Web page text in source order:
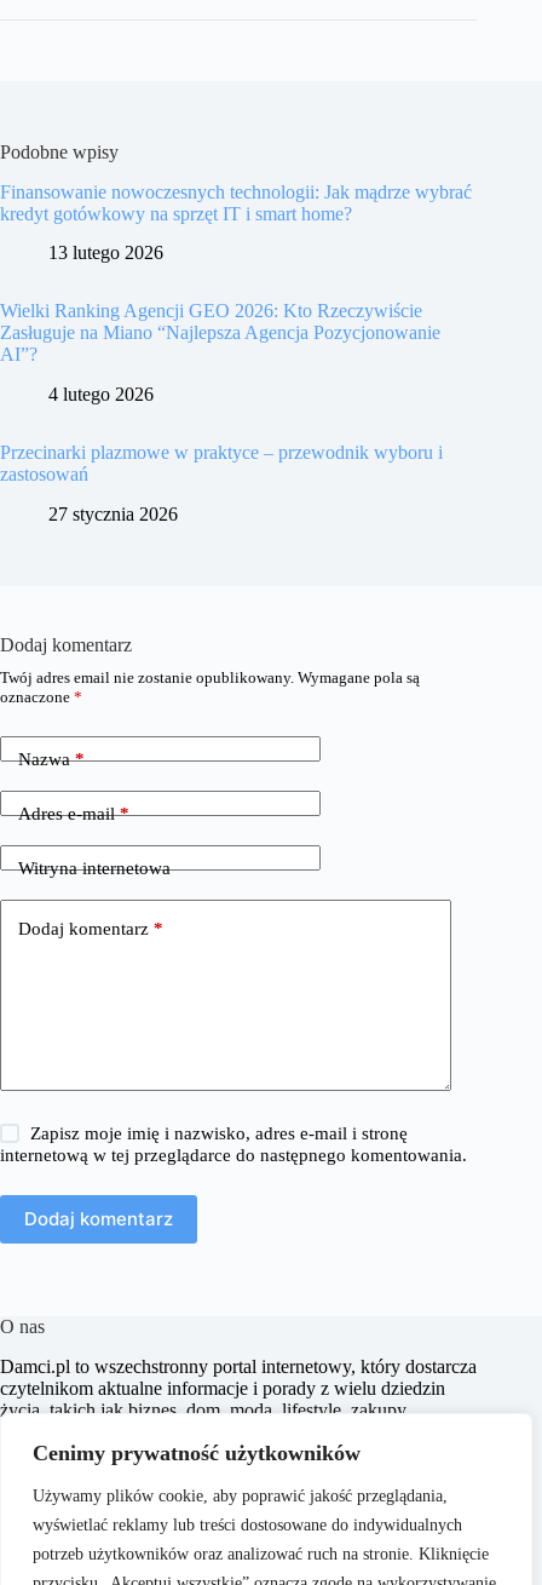
Cenimy prywatność użytkowników
Używamy plików cookie, aby poprawić jakość przeglądania,
wyświetlać reklamy lub treści dostosowane do indywidualnych
potrzeb użytkowników oraz analizować ruch na stronie. Kliknięcie
Podobne wpisy
Finansowanie nowoczesnych technologii: Jak mądrze wybrać
kredyt gotówkowy na sprzęt IT i smart home?
13 lutego 2026
Wielki Ranking Agencji GEO 2026: Kto Rzeczywiście
Zasługuje na Miano “Najlepsza Agencja Pozycjonowanie
AI”?
4 lutego 2026
Przecinarki plazmowe w praktyce – przewodnik wyboru i
zastosowań
27 stycznia 2026
Dodaj komentarz
Twój adres email nie zostanie opublikowany. Wymagane pola są
oznaczone *
Nazwa*
Adres e-mail*
Witryna internetowa
Dodaj komentarz *
Zapisz moje imię i nazwisko, adres e-mail i stronę
internetową w tej przeglądarce do następnego komentowania.
Dodaj komentarz
O nas
​Damci.pl to wszechstronny portal internetowy, który dostarcza
czytelnikom aktualne informacje i porady z wielu dziedzin
życia, takich jak biznes, dom, moda, lifestyle, zakupy,
wspieranie użytkowników w podejmowaniu świadomych